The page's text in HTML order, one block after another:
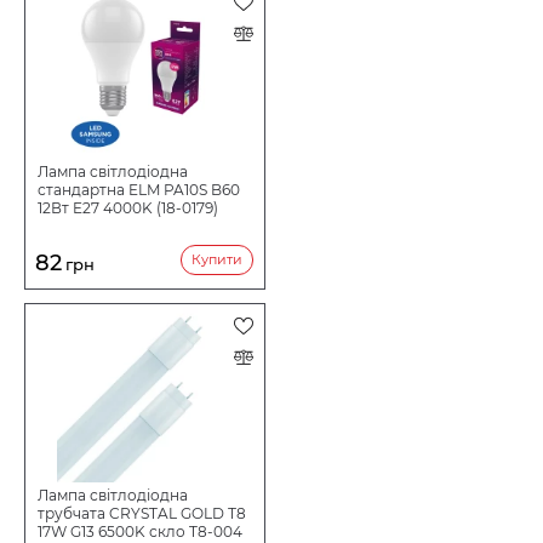
Колір скла Опаловий
Висота, мм 90
Ширина, мм 52
Термін служби ч
Кількість в
коробі шт:
25/50
Лампа світлодіодна
стандартна ELM PA10S B60
12Вт E27 4000K (18-0179)
82 грн Купити
Лампа світлодіодна
трубчата CRYSTAL GOLD Т8
17W G13 6500K скло T8-004